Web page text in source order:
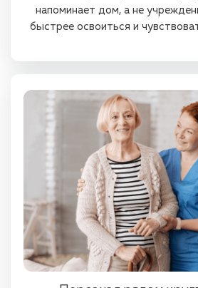
напоминает дом, а не
быстрее освоиться и